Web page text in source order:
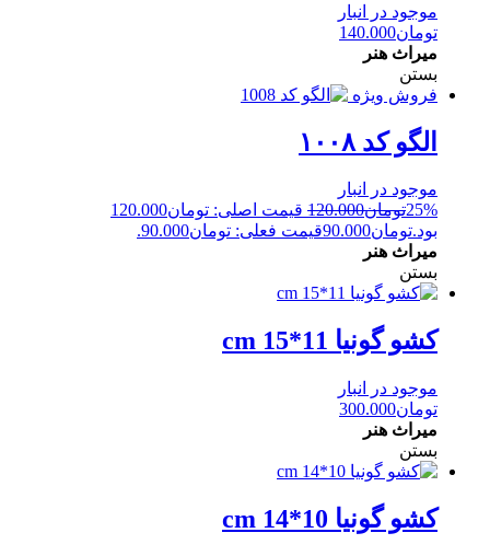
موجود در انبار
تومان140.000
میراث هنر
بستن
فروش ویژه
الگو کد ۱۰۰۸
موجود در انبار
25%تومان120.000
قیمت اصلی: تومان120.000
بود.تومان90.000قیمت فعلی: تومان90.000.
میراث هنر
بستن
کشو گونیا 11*15 cm
موجود در انبار
تومان300.000
میراث هنر
بستن
کشو گونیا 10*14 cm